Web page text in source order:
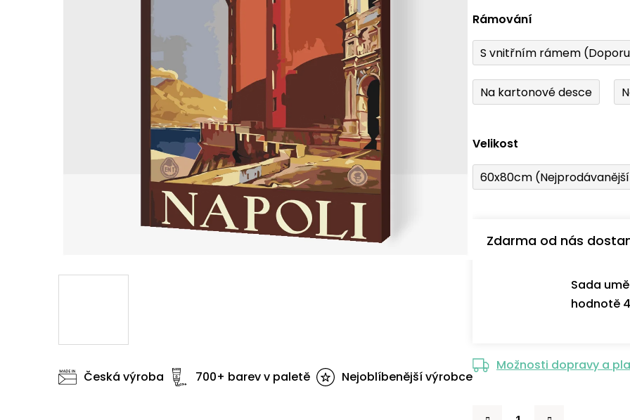
z
5
hvězdiček.
Rámování
S vnitřním rámem
Na kartonové desce
Velikost
60x80cm
Zdarma od nás
Sada
hodnotě
Možnosti dopravy a
Česká výroba 700+ barev v paletě Nejoblíbenější výrobce